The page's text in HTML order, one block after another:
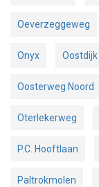
Oeverzeggeweg
Onyx Oostdijk
Oosterweg Noord
Oterlekerweg
P.C. Hooftlaan
Paltrokmolen